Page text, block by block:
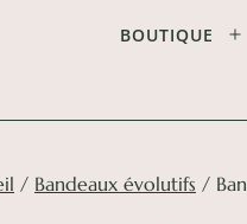
BOUTIQUE
/ Bandeaux évolutifs /